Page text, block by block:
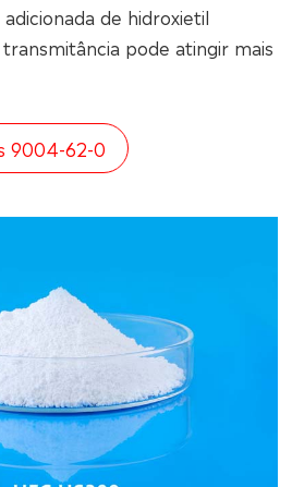
de hidroxietil
pode atingir mais
9004-62-0